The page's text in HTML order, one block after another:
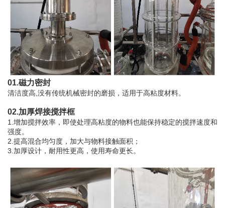
01.磁力密封
清洁度高,没有传统机械密封的磨损，适用于高粘度材料。
02.加厚焊接搅拌框
1.增加搅拌效率，即使处理高粘度的物料也能保持稳定的搅拌速度和
强度。
2.提高混合均匀度，加大与物料接触面积；
3.加厚设计，耐用性更高，使用寿命更长。